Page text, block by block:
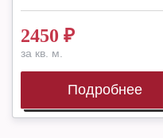
2450 ₽
за кв. м.
Подробнее